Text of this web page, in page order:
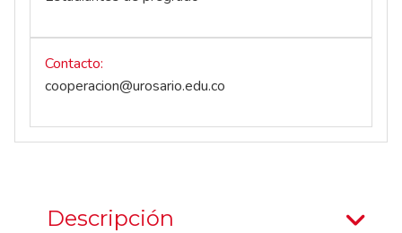
Contacto
cooperacion@urosario.edu.co
Descripción